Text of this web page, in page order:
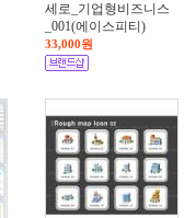
세로_기업형비즈니스
_001(에이스피티)
33,000원